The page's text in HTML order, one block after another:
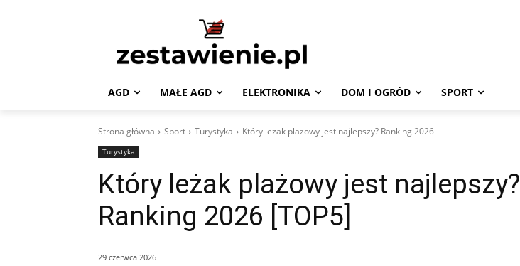
AGD MAŁE AGD ELEKTRONIKA DOM I OGRÓD SPORT
Strona główna Sport Turystyka Który leżak plażowy jest najlepszy? Ranking 2026
Turystyka
Który leżak plażowy jest najlepszy?
Ranking 2026 [TOP5]
29 czerwca 2026